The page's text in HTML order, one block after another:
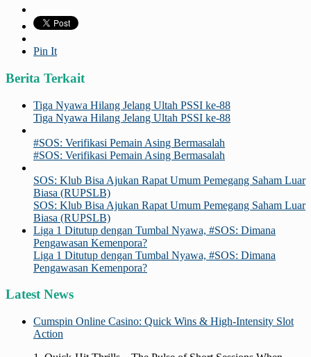
Pin It
Berita Terkait
Tiga Nyawa Hilang Jelang Ultah PSSI ke-88
Tiga Nyawa Hilang Jelang Ultah PSSI ke-88
#SOS: Verifikasi Pemain Asing Bermasalah
#SOS: Verifikasi Pemain Asing Bermasalah
SOS: Klub Bisa Ajukan Rapat Umum Pemegang Saham Luar
Biasa (RUPSLB)
SOS: Klub Bisa Ajukan Rapat Umum Pemegang Saham Luar
Biasa (RUPSLB)
Liga 1 Ditutup dengan Tumbal Nyawa, #SOS: Dimana
Pengawasan Kemenpora?
Liga 1 Ditutup dengan Tumbal Nyawa, #SOS: Dimana
Pengawasan Kemenpora?
Latest News
Cumspin Online Casino: Quick Wins & High‑Intensity Slot
Action